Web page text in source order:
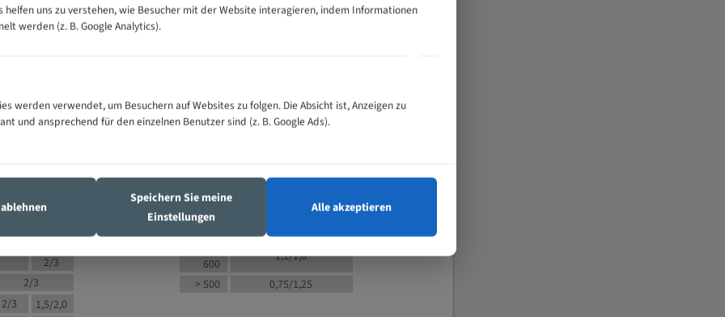
300
500
4/6
4/6
4/5
4/5
2/3
2/3
2/3
1,5/2,0
M (mm)
Zoll (ZpZ))
35 - 70
5/8
130 -
350
150 -
600
1,1/1,6
> 500
0,75/1,25
helfen uns zu verstehen, wie Besucher mit der Website interagieren, indem Informationen
werden (z. B. Google Analytics).
werden verwendet, um Besuchern auf Websites zu folgen. Die Absicht ist, Anzeigen zu
und ansprechend für den einzelnen Benutzer sind (z. B. Google Ads).
Speichern Sie meine
Einstellungen
Alle akzeptieren